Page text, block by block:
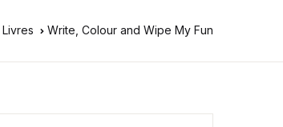
Livres Write, Colour and Wipe My Fun